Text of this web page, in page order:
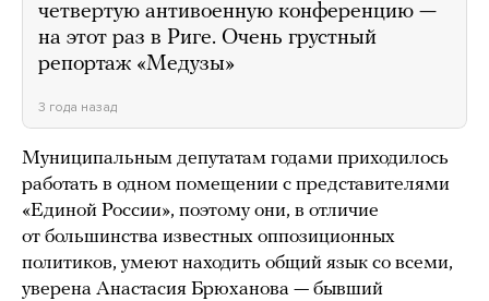
четвертую антивоенную конференцию —
на этот раз в Риге. Очень грустный
репортаж «Медузы»
3 года назад
Муниципальным депутатам годами приходилось
работать в одном помещении с представителями
«Единой России», поэтому они, в отличие
от большинства известных оппозиционных
политиков, умеют находить общий язык со всеми,
уверена Анастасия Брюханова — бывший